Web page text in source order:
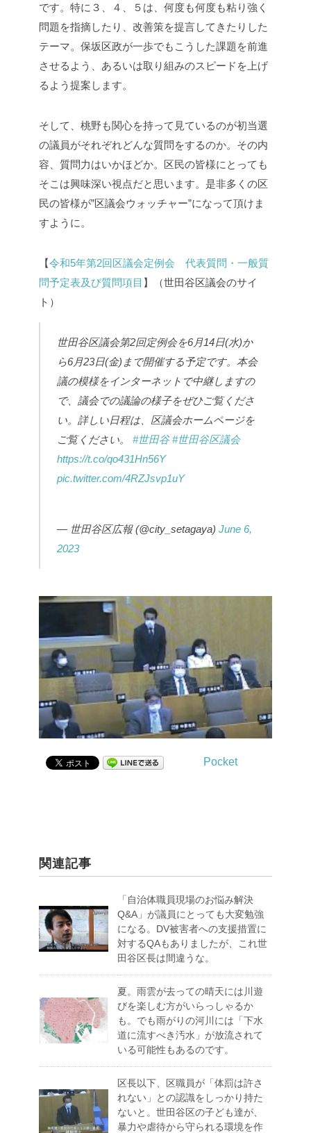
です。特に３、４、５は、何度も何度も粘り強く
問題を指摘したり、改善策を提言してきたりした
テーマ。保坂区政が一歩でもこうした課題を前進
させるよう、あるいは取り組みのスピードを上げ
るよう提案します。
そして、桃野も関心を持って見ているのが初当選
の議員がそれぞれどんな質問をするのか。その内
容、質問力はいかほどか。区民の皆様にとっても
そこは興味深い視点だと思います。是非多くの区
民の皆様が”区議会ウォッチャー”になって頂けま
すように。
【令和5年第2回区議会定例会 代表質問・一般質
問予定表及び質問項目 】（世田谷区議会のサイ
ト）
世田谷区議会第2回定例会を6月14日(水)か
ら6月23日(金)まで開催する予定です。本会
議の模様をインターネットで中継しますの
で、議会での議論の様子をぜひご覧くださ
い。詳しい日程は、区議会ホームページを
ご覧ください。 #世田谷 #世田谷区議会
https://t.co/qo431Hn56Y
pic.twitter.com/4RZJsvp1uY
— 世田谷区広報 (@city_setagaya) June 6,
2023
Pocket
関連記事
「自治体職員現場のお悩み解決
Q&A」が議員にとっても大変勉強
になる。DV被害者への支援措置に
対するQAもありましたが、これ世
田谷区長は間違うな。
夏。雨雲が去っての晴天には川遊
びを楽しむ方がいらっしゃるか
も。でも雨がりの河川には「下水
道に流すべき汚水」が放流されて
いる可能性もあるのです。
区長以下、区職員が「体罰は許さ
れない」との認識をしっかり持た
ないと。世田谷区の子ども達が、
暴力や虐待から守られる環境を作